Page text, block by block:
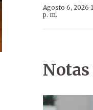
Agosto 6, 2026
p. m.